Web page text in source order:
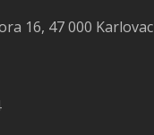
16, 47 000 Karlovac